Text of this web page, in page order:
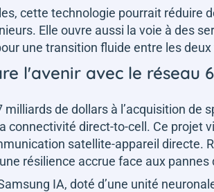
cette technologie pourrait réduire
Elle ouvre aussi la voie à des
une transition fluide entre les
l'avenir avec le réseau
milliards de dollars à l’acquisition de
connectivité direct-to-cell. Ce projet
satellite-appareil directe.
résilience accrue face aux
IA, doté d’une unité